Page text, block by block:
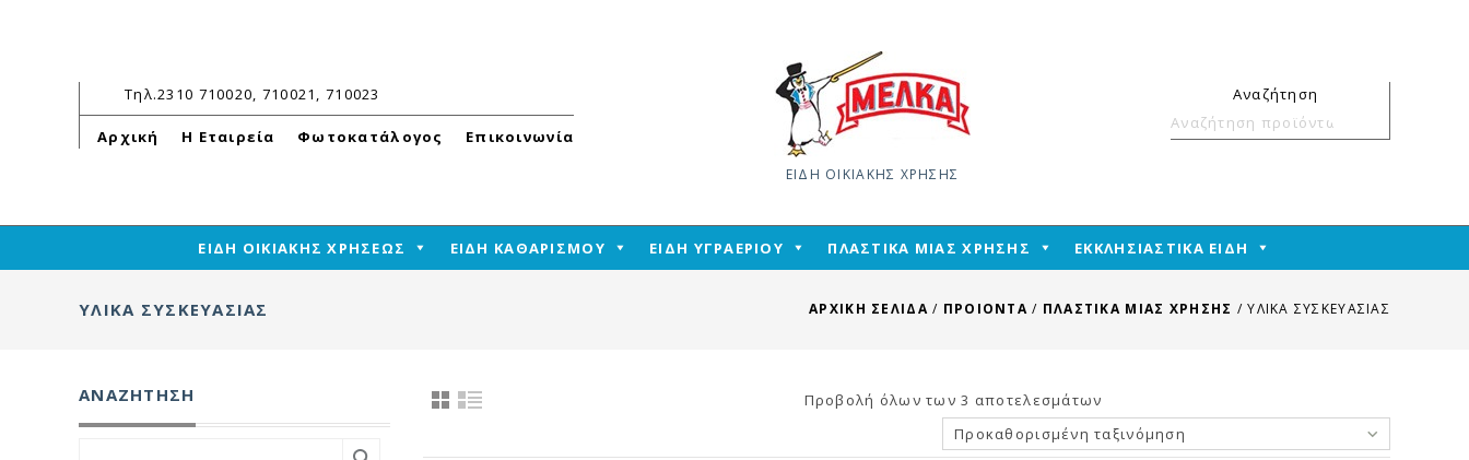
Τηλ.2310 710020, 710021, 710023
Αρχική Η Εταιρεία Φωτοκατάλογος Επικοινωνία
ΕΙΔΗ ΟΙΚΙΑΚΗΣ ΧΡΗΣΗΣ
Αναζήτηση
Αναζήτηση
για:
ΕΙΔΗ ΟΙΚΙΑΚΗΣ ΧΡΗΣΕΩΣ ΕΙΔΗ ΚΑΘΑΡΙΣΜΟΥ ΕΙΔΗ ΥΓΡΑΕΡΙΟΥ ΠΛΑΣΤΙΚΑ ΜΙΑΣ ΧΡΗΣΗΣ ΕΚΚΛΗΣΙΑΣΤΙΚΑ ΕΙΔΗ
ΥΛΙΚΑ ΣΥΣΚΕΥΑΣΙΑΣ ΑΡΧΙΚΉ ΣΕΛΊΔΑ/ ΠΡΟΙΟΝΤΑ/ ΠΛΑΣΤΙΚΑ ΜΙΑΣ ΧΡΗΣΗΣ /ΥΛΙΚΑ ΣΥΣΚΕΥΑΣΙΑΣ
Προβολή όλων των 3 αποτελεσμάτων
Προκαθορισμένη ταξινόμηση
ΑΝΑΖΉΤΗΣΗ